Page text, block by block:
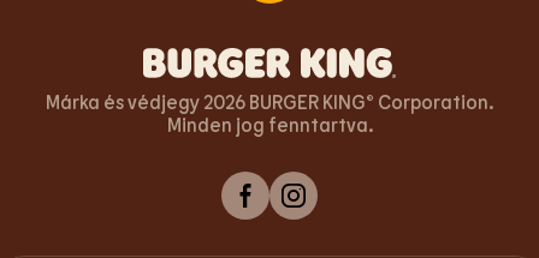
Márka és védjegy 2026 BURGER KING® Corporation.
Minden jog fenntartva.